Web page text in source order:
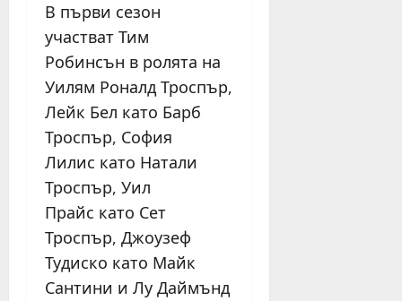
В първи сезон
участват Тим
Робинсън в ролята на
Уилям Роналд Троспър,
Лейк Бел като Барб
Троспър, София
Лилис като Натали
Троспър, Уил
Прайс като Сет
Троспър, Джоузеф
Тудиско като Майк
Сантини и Лу Даймънд